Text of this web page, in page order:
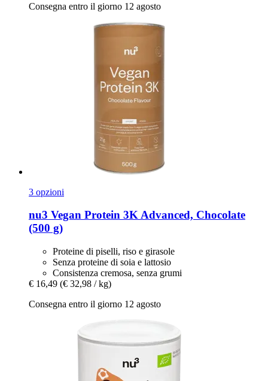
Consegna entro il giorno 12 agosto
3 opzioni
nu3 Vegan Protein 3K Advanced, Chocolate
(500 g)
Proteine di piselli, riso e girasole
Senza proteine di soia e lattosio
Consistenza cremosa, senza grumi
€ 16,49 (€ 32,98 / kg)
Consegna entro il giorno 12 agosto